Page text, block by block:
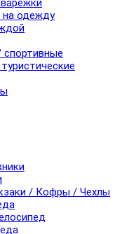
одежду
спортивные
/ Кофры / Чехлы